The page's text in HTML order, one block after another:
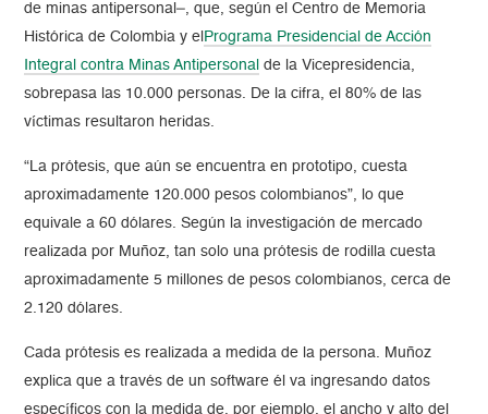
de minas antipersonal–, que, según el Centro de Memoria
Histórica de Colombia y el Programa Presidencial de Acción
Integral contra Minas Antipersonal de la Vicepresidencia,
sobrepasa las 10.000 personas. De la cifra, el 80% de las
víctimas resultaron heridas.
“La prótesis, que aún se encuentra en prototipo, cuesta
aproximadamente 120.000 pesos colombianos”, lo que
equivale a 60 dólares. Según la investigación de mercado
realizada por Muñoz, tan solo una prótesis de rodilla cuesta
aproximadamente 5 millones de pesos colombianos, cerca de
2.120 dólares.
Cada prótesis es realizada a medida de la persona. Muñoz
explica que a través de un software él va ingresando datos
específicos con la medida de, por ejemplo, el ancho y alto del